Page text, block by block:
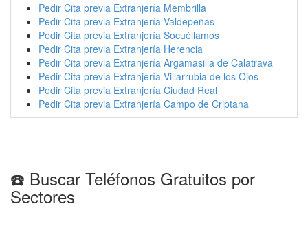
Pedir Cita previa Extranjería Membrilla
Pedir Cita previa Extranjería Valdepeñas
Pedir Cita previa Extranjería Socuéllamos
Pedir Cita previa Extranjería Herencia
Pedir Cita previa Extranjería Argamasilla de Calatrava
Pedir Cita previa Extranjería Villarrubia de los Ojos
Pedir Cita previa Extranjería Ciudad Real
Pedir Cita previa Extranjería Campo de Criptana
☎️ Buscar Teléfonos Gratuitos por
Sectores